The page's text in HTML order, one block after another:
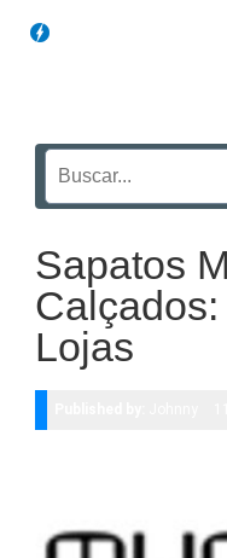
Sapatos
Lojas